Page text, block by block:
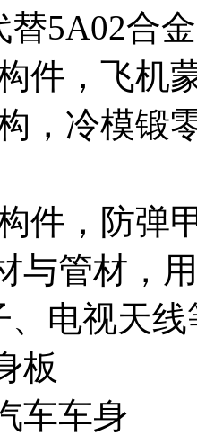
5A02合金
件，飞机
，冷模锻
件，防弹
与管材，
、电视天线
板
车车身